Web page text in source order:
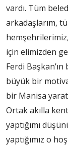
vardı. Tüm
arkadaşlarım,
için elimizden
Ferdi
büyük bir
bir Manisa
Ortak akılla
yaptığımı
yaptığımız o